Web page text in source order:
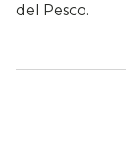
del Pesco.